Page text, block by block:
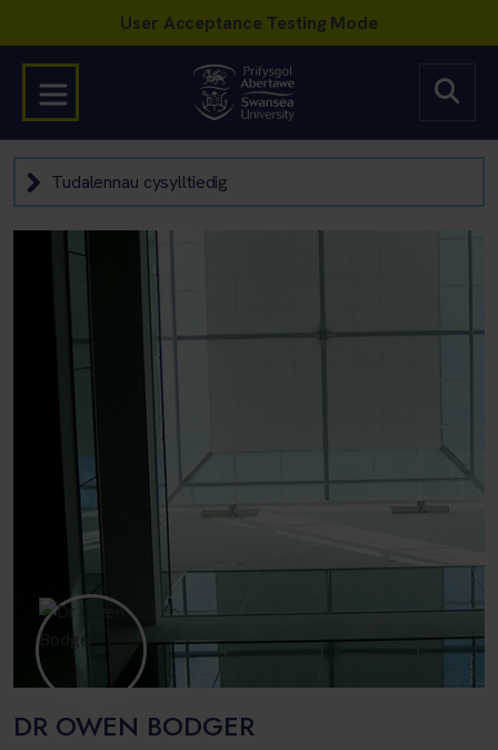
Tudalennau cysylltiedig
DR OWEN BODGER